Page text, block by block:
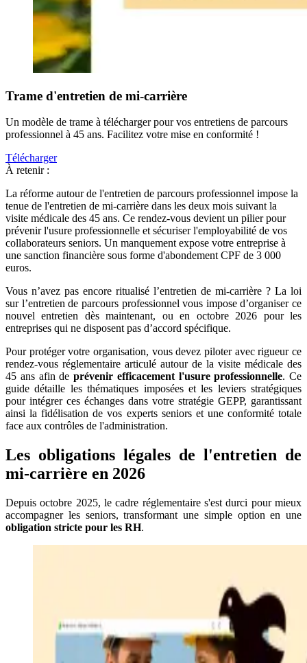
Trame d'entretien de mi-carrière
Un modèle de trame à télécharger pour vos entretiens de parcours
professionnel à 45 ans. Facilitez votre mise en conformité !
Télécharger
À retenir :
La réforme autour de l'entretien de parcours professionnel impose la
tenue de l'entretien de mi-carrière dans les deux mois suivant la
visite médicale des 45 ans. Ce rendez-vous devient un pilier pour
prévenir l'usure professionnelle et sécuriser l'employabilité de vos
collaborateurs seniors. Un manquement expose votre entreprise à
une sanction financière sous forme d'abondement CPF de 3 000
euros.
Vous n’avez pas encore ritualisé l’entretien de mi-carrière ? La loi
sur l’entretien de parcours professionnel vous impose d’organiser ce
nouvel entretien dès maintenant, ou en octobre 2026 pour les
entreprises qui ne disposent pas d’accord spécifique.
Pour protéger votre organisation, vous devez piloter avec rigueur ce
rendez-vous réglementaire articulé autour de la visite médicale des
45 ans afin de prévenir efficacement l'usure professionnelle. Ce
guide détaille les thématiques imposées et les leviers stratégiques
pour intégrer ces échanges dans votre stratégie GEPP, garantissant
ainsi la fidélisation de vos experts seniors et une conformité totale
face aux contrôles de l'administration.
Les obligations légales de l'entretien de
mi-carrière en 2026
Depuis octobre 2025, le cadre réglementaire s'est durci pour mieux
accompagner les seniors, transformant une simple option en une
obligation stricte pour les RH.